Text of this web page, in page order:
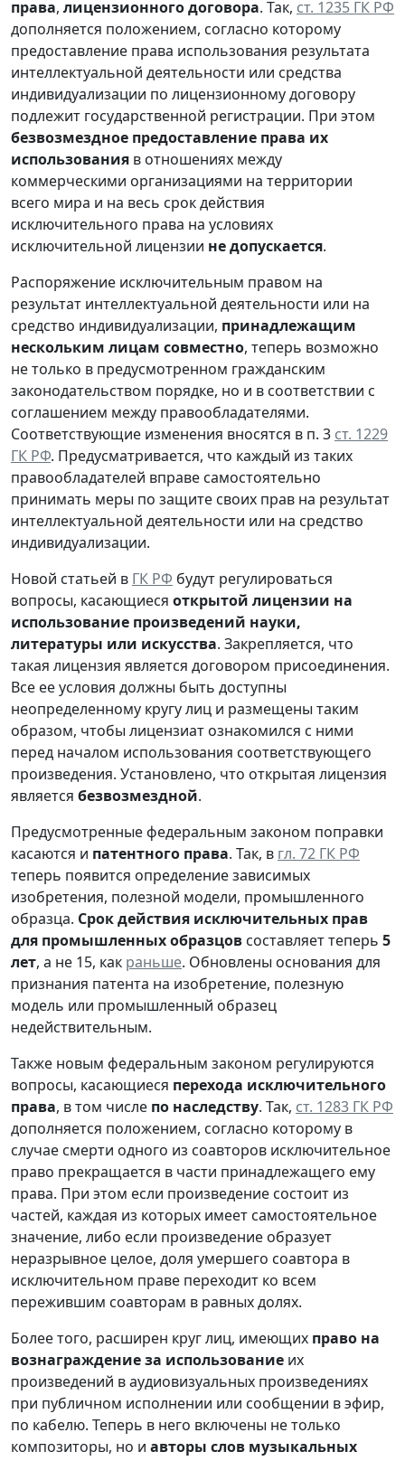
права, лицензионного договора. Так, ст. 1235 ГК РФ
дополняется положением, согласно которому
предоставление права использования результата
интеллектуальной деятельности или средства
индивидуализации по лицензионному договору
подлежит государственной регистрации. При этом
безвозмездное предоставление права их
использования в отношениях между
коммерческими организациями на территории
всего мира и на весь срок действия
исключительного права на условиях
исключительной лицензии не допускается.
Распоряжение исключительным правом на
результат интеллектуальной деятельности или на
средство индивидуализации, принадлежащим
нескольким лицам совместно, теперь возможно
не только в предусмотренном гражданским
законодательством порядке, но и в соответствии с
соглашением между правообладателями.
Соответствующие изменения вносятся в п. 3 ст. 1229
ГК РФ. Предусматривается, что каждый из таких
правообладателей вправе самостоятельно
принимать меры по защите своих прав на результат
интеллектуальной деятельности или на средство
индивидуализации.
Новой статьей в ГК РФ будут регулироваться
вопросы, касающиеся открытой лицензии на
использование произведений науки,
литературы или искусства. Закрепляется, что
такая лицензия является договором присоединения.
Все ее условия должны быть доступны
неопределенному кругу лиц и размещены таким
образом, чтобы лицензиат ознакомился с ними
перед началом использования соответствующего
произведения. Установлено, что открытая лицензия
является безвозмездной.
Предусмотренные федеральным законом поправки
касаются и патентного права. Так, в гл. 72 ГК РФ
теперь появится определение зависимых
изобретения, полезной модели, промышленного
образца. Срок действия исключительных прав
для промышленных образцов составляет теперь 5
лет, а не 15, как раньше. Обновлены основания для
признания патента на изобретение, полезную
модель или промышленный образец
недействительным.
Также новым федеральным законом регулируются
вопросы, касающиеся перехода исключительного
права, в том числе по наследству. Так, ст. 1283 ГК РФ
дополняется положением, согласно которому в
случае смерти одного из соавторов исключительное
право прекращается в части принадлежащего ему
права. При этом если произведение состоит из
частей, каждая из которых имеет самостоятельное
значение, либо если произведение образует
неразрывное целое, доля умершего соавтора в
исключительном праве переходит ко всем
пережившим соавторам в равных долях.
Более того, расширен круг лиц, имеющих право на
вознаграждение за использование их
произведений в аудиовизуальных произведениях
при публичном исполнении или сообщении в эфир,
по кабелю. Теперь в него включены не только
композиторы, но и авторы слов музыкальных